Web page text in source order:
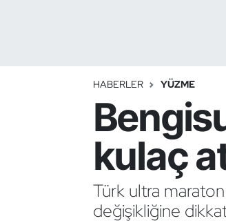
HABERLER YÜZME
kulaç
Türk ultra
değişikliğine
Bocce Bowling Dart